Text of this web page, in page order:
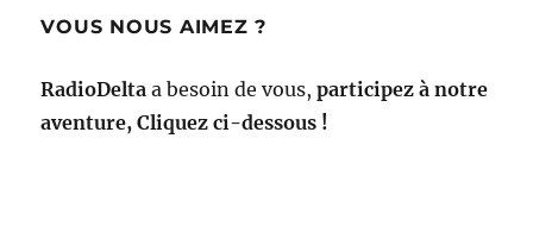
VOUS NOUS AIMEZ ?
RadioDelta a besoin de vous,participez à notre
aventure, Cliquez ci-dessous !